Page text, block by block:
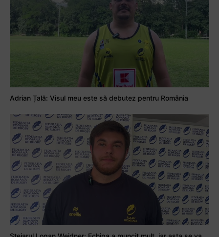
Adrian Țală: Visul meu este să debutez pentru România